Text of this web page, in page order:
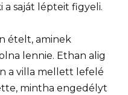
a saját lépteit figyeli.
ételt, aminek
lennie. Ethan alig
a villa mellett lefelé
mintha engedélyt